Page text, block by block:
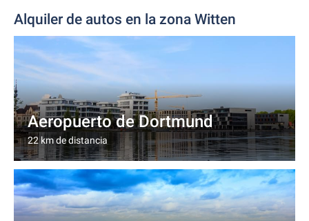
Alquiler de autos en la zona Witten
Aeropuerto de Dortmund
22 km de distancia